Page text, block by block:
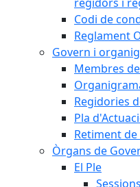
Codi de
Reglament
Govern i
Membres
Regidories
Pla
Retiment
Òrgans de
El Ple